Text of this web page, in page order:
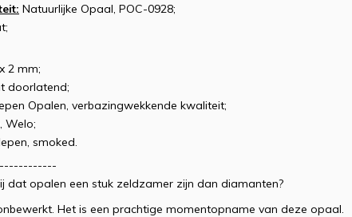
Natuurlijke Opaal, POC-0928;
2 mm;
doorlatend;
Opalen, verbazingwekkende kwaliteit;
Welo;
smoked.
dat opalen een stuk zeldzamer zijn dan diamanten?
Het is een prachtige momentopname van deze opaal.